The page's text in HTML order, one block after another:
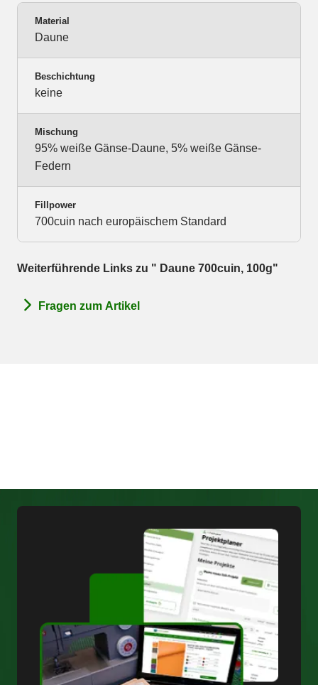
Material
Daune
Beschichtung
keine
Mischung
95% weiße Gänse-Daune, 5% weiße Gänse-
Federn
Fillpower
700cuin nach europäischem Standard
Weiterführende Links zu " Daune 700cuin, 100g"
Fragen zum Artikel